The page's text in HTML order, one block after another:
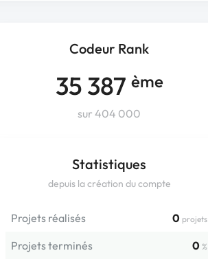
Codeur Rank
35 387 ème
sur 404 000
Statistiques
depuis la création du compte
Projets réalisés 0 projets
Projets terminés 0 %